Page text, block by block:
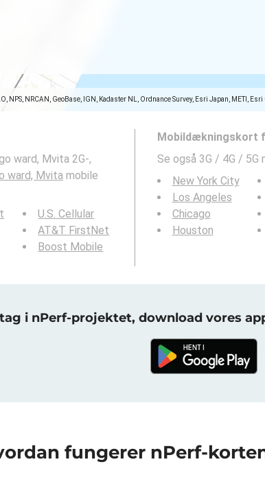
NPS, NRCAN, GeoBase, IGN, Kadaster NL, Ordnance Survey, Esri Japan, METI,
ward, Mvita 2G-,
ward, Mvita mobile
U.S. Cellular
AT&T FirstNet
Boost Mobile
Mobildækningskort
Se også 3G / 4G /
New York City
Los Angeles
Chicago
Houston
i nPerf-projektet, download vores
fungerer nPerf-